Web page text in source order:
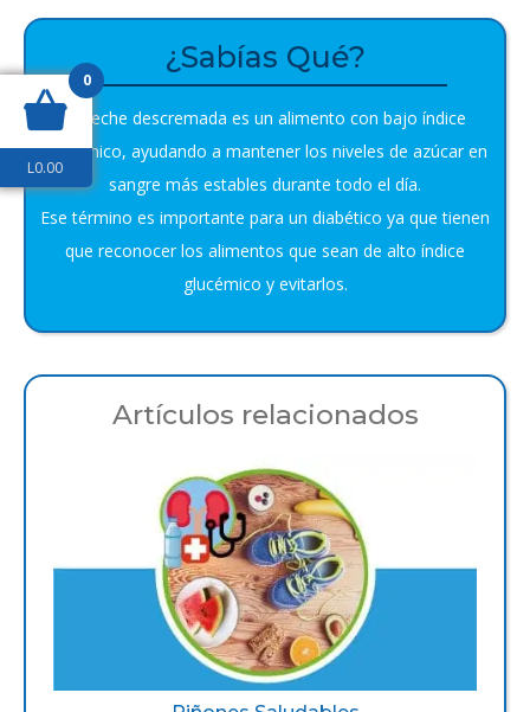
¿Sabías Qué?
La leche descremada es un alimento con bajo índice
glucémico, ayudando a mantener los niveles de azúcar en
sangre más estables durante todo el día.
Ese término es importante para un diabético ya que tienen
que reconocer los alimentos que sean de alto índice
glucémico y evitarlos.
Artículos relacionados
0
L0.00